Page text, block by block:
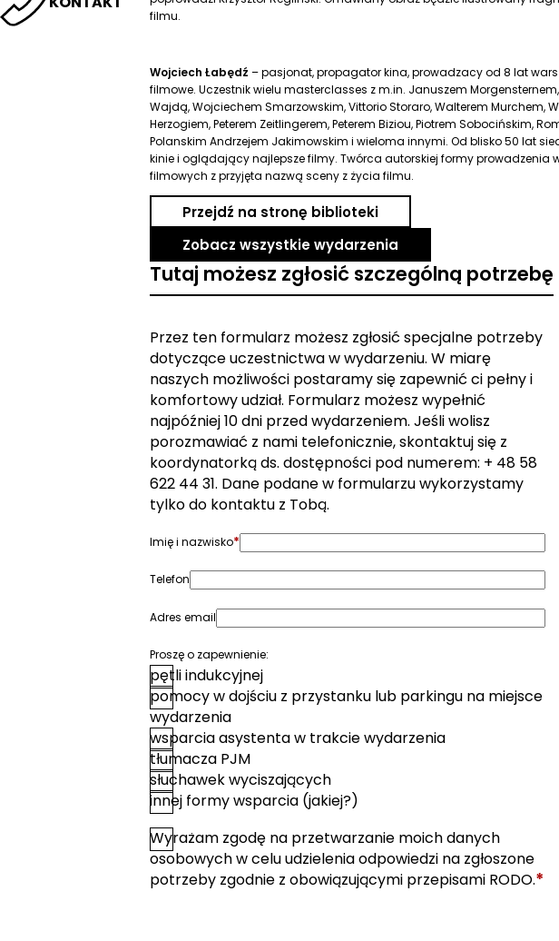
filmu.
Wojciech Łabędź – pasjonat, propagator kina, prowadzacy od 8 lat
filmowe. Uczestnik wielu masterclasses z m.in. Januszem
Wajdą, Wojciechem Smarzowskim, Vittorio Storaro, Walterem Murchem,
Herzogiem, Peterem Zeitlingerem, Peterem Biziou, Piotrem Sobocińskim,
Polanskim Andrzejem Jakimowskim i wieloma innymi. Od blisko 50 lat
kinie i oglądający najlepsze filmy. Twórca autorskiej formy prowadzenia
filmowych z przyjęta nazwą sceny z życia filmu.
Przejdź na stronę biblioteki
Zobacz wszystkie wydarzenia
Tutaj możesz zgłosić szczególną potrzebę
Przez ten formularz możesz zgłosić specjalne potrzeby
dotyczące uczestnictwa w wydarzeniu. W miarę
naszych możliwości postaramy się zapewnić ci pełny i
komfortowy udział. Formularz możesz wypełnić
najpóźniej 10 dni przed wydarzeniem. Jeśli wolisz
porozmawiać z nami telefonicznie, skontaktuj się z
koordynatorką ds. dostępności pod numerem: + 48 58
622 44 31. Dane podane w formularzu wykorzystamy
tylko do kontaktu z Tobą.
Imię i nazwisko*
Telefon
Adres email
Proszę o zapewnienie:
pętli indukcyjnej
pomocy w dojściu z przystanku lub parkingu na miejsce
wydarzenia
wsparcia asystenta w trakcie wydarzenia
tłumacza PJM
słuchawek wyciszających
innej formy wsparcia (jakiej?)
Zgoda*
Wyrażam zgodę na przetwarzanie moich danych
osobowych w celu udzielenia odpowiedzi na zgłoszone
potrzeby zgodnie z obowiązującymi przepisami RODO.*